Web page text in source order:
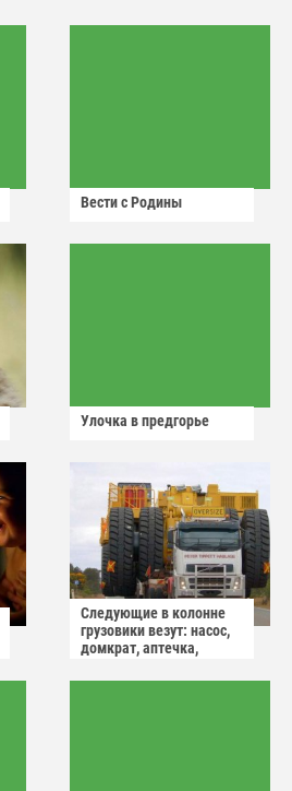
Вести с Родины
Улочка в предгорье
Следующие в колонне
грузовики везут: насос,
домкрат, аптечка,